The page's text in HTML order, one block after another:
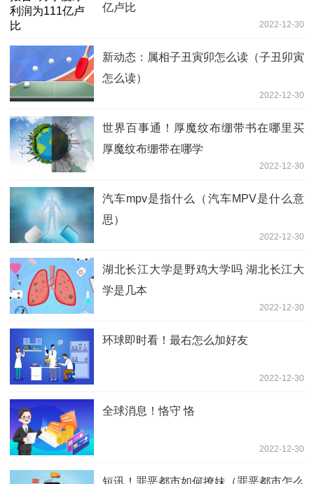
亿卢比
2022-12-30
新动态：属相子丑寅卯怎么读（子丑卯寅
怎么读）
2022-12-30
世界百事通！厚魔纹布绷带书在哪里买
厚魔纹布绷带在哪学
2022-12-30
汽车mpv是指什么（汽车MPV是什么意
思）
2022-12-30
湖北长江大学是野鸡大学吗 湖北长江大
学是几本
2022-12-30
环球即时看！最右怎么加好友
2022-12-30
全球消息！恪守 恪
2022-12-30